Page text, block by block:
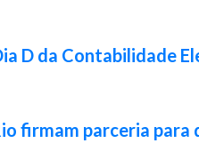
D da Contabilidade
firmam parceria